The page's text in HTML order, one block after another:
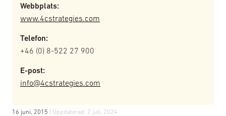
Webbplats:
www.4cstrategies.com
Telefon:
+46 (0) 8-522 27 900
E-post:
info@4cstrategies.com
16 juni, 2015 | Uppdaterad: 2 juli, 2024